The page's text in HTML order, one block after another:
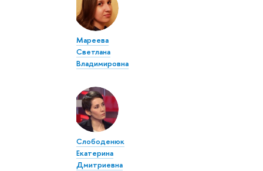
Мареева
Светлана
Владимировна
Слободенюк
Екатерина
Дмитриевна